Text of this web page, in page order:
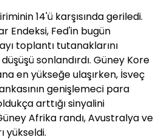
14'ü karşısında geriledi.
Endeksi, Fed'in bugün
toplantı tutanaklarını
sonlandırdı. Güney Kore
en yükseğe ulaşırken, İsveç
genişlemeci para
arttığı sinyalini
Afrika randı, Avustralya ve
yükseldi.